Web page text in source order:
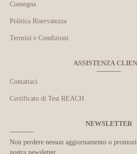
Consegna
Politica Riservatezza
Termini e Condizioni
ASSISTENZA
Contattaci
Certificato di Test REACH
NEWSLETTER
Non perdere nessun aggiornamento o
nostra newsletter.